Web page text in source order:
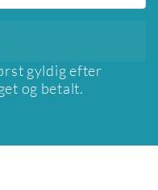
gyldig efter
og betalt.